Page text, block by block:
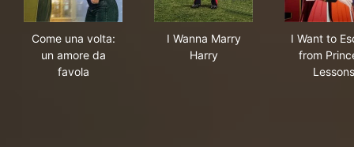
Come una volta:
un amore da
favola
I Wanna Marry
Harry
I Want to
from
Lessons